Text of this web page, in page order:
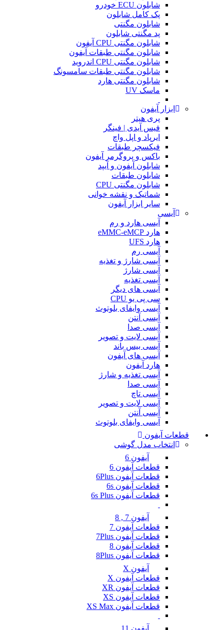
شابلون ECU خودرو
پک کامل شابلون
شابلون مگنتی
پد مگنتی شابلون
شابلون مگنتی CPU آیفون
شابلون مگنتی طبقات آیفون
شابلون مگنتی CPU اندروید
شابلون مگنتی طبقات سامسونگ
شابلون مگنتی هارد
ماسک UV
ابزار آیفون
پری هیتر
فیس آیدی | فینگر
ایرپاد و اپل واچ
فیکسچر طبقات
باکس و پروگرمر آیفون
شابلون آیفون و آیپد
شابلون طبقات
شابلون مگنتی CPU
شماتیک و نقشه خوانی
سایر ابزار آیفون
آیسی
آیسی هارد و رم
هارد eMMC-eMCP
هارد UFS
آیسی رم
آیسی شارژ و تغذیه
آیسی شارژ
آیسی تغذیه
آیسی های دیگر
سی پی یو CPU
آیسی وایفای بلوتوث
آیسی آنتن
آیسی صدا
آیسی لایت و تصویر
آیسی بیس باند
آیسی های آیفون
هارد آیفون
آیسی تغذیه و شارژ
آیسی صدا
آیسی تاچ
آیسی لایت و تصویر
آیسی آنتن
آیسی وایفای بلوتوث
قطعات آیفون
انتخاب مدل گوشی
آیفون 6
قطعات آیفون 6
قطعات آیفون 6Plus
قطعات آیفون 6s
قطعات آیفون 6s Plus
آیفون 7 , 8
قطعات آیفون 7
قطعات آیفون 7Plus
قطعات آیفون 8
قطعات آیفون 8Plus
آیفون X
قطعات آیفون X
قطعات آیفون XR
قطعات آیفون XS
قطعات آیفون XS Max
آیفون 11